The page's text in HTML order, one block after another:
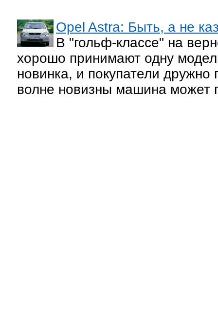
Opel Astra: Быть, а не
В "гольф-классе" на
хорошо принимают одну
новинка, и покупатели дружно
волне новизны машина может